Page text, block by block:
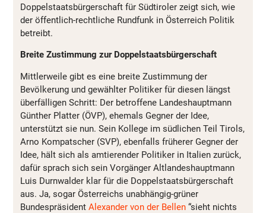
Doppelstaatsbürgerschaft für Südtiroler zeigt sich, wie
der öffentlich-rechtliche Rundfunk in Österreich Politik
betreibt.
Breite Zustimmung zur Doppelstaatsbürgerschaft
Mittlerweile gibt es eine breite Zustimmung der
Bevölkerung und gewählter Politiker für diesen längst
überfälligen Schritt: Der betroffene Landeshauptmann
Günther Platter (ÖVP), ehemals Gegner der Idee,
unterstützt sie nun. Sein Kollege im südlichen Teil Tirols,
Arno Kompatscher (SVP), ebenfalls früherer Gegner der
Idee, hält sich als amtierender Politiker in Italien zurück,
dafür sprach sich sein Vorgänger Altlandeshauptmann
Luis Durnwalder klar für die Doppelstaatsbürgerschaft
aus. Ja, sogar Österreichs unabhängig-grüner
Bundespräsident Alexander von der Bellen “sieht nichts